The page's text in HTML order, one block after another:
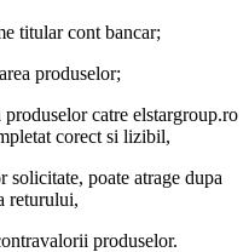
titular cont bancar;
produselor;
catre elstargroup.ro
corect si lizibil,
poate atrage dupa
returului,
produselor.